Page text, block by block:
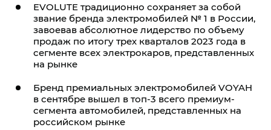
EVOLUTE традиционно сохраняет за собой
звание бренда электромобилей № 1 в России,
завоевав абсолютное лидерство по объему
продаж по итогу трех кварталов 2023 года в
сегменте всех электрокаров, представленных
на рынке
Бренд премиальных электромобилей VOYAH
в сентябре вышел в топ-3 всего премиум-
сегмента автомобилей, представленных на
российском рынке